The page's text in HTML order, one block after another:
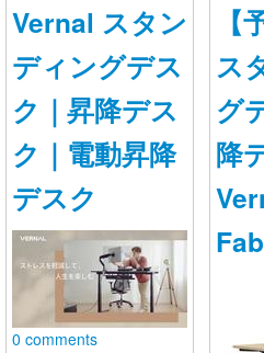
Vernal スタン
ディングデス
ク｜昇降デス
ク｜電動昇降
デスク
0 comments
【
ス
グ
降